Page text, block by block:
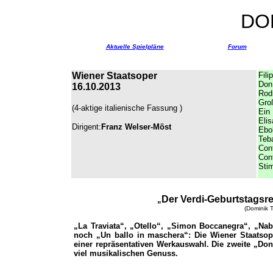
Aktuelle Spielpläne Forum
Wiener Staatsoper
16.10.2013
(4-aktige italienische Fassung )
Dirigent: Franz Welser-Möst
Ein
„ Der Verdi-
(Dominik
„La Traviata“, „Otello“, „Simon Boccanegra“,
noch „Un ballo in maschera“: Die Wiener
einer repräsentativen Werkauswahl. Die zweite
viel musikalischen Genuss.